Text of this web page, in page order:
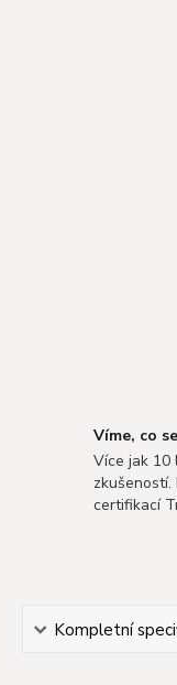
Víme, co
Více jak 10
zkušeností.
certifikací
Kompletní